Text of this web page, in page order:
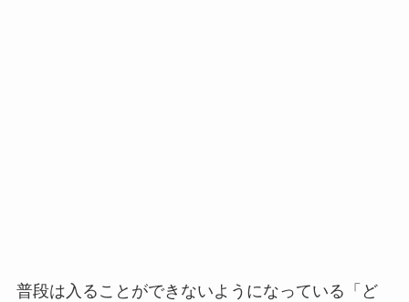
普段は入ることができないようになっている「ど